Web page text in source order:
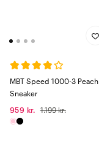
MBT Speed 1000-3 Peach
Sneaker
959 kr.
1.199 kr.